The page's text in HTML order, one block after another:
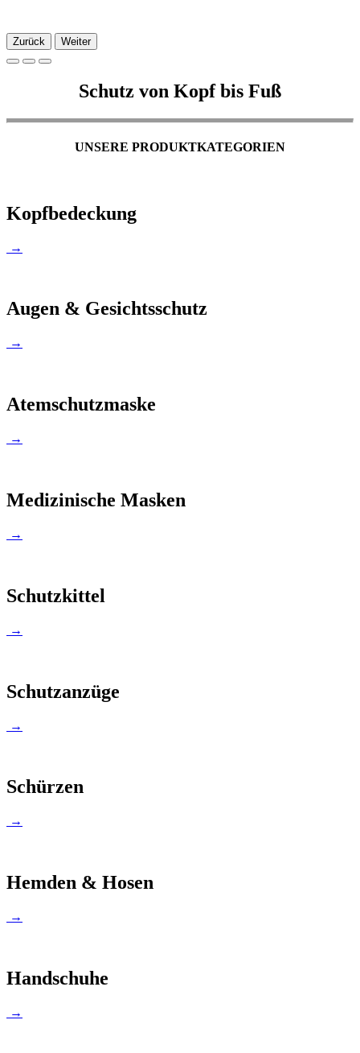
Zurück Weiter
Schutz von Kopf bis Fuß
UNSERE PRODUKTKATEGORIEN
Kopfbedeckung
→
Augen & Gesichtsschutz
→
Atemschutzmaske
→
Medizinische Masken
→
Schutzkittel
→
Schutzanzüge
→
Schürzen
→
Hemden & Hosen
→
Handschuhe
→